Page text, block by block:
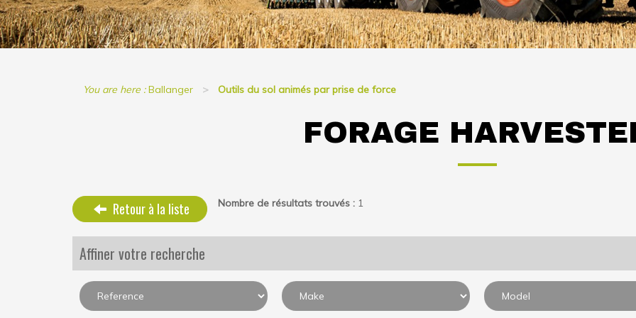
You are here :Ballanger Outils du sol animés par prise de force
FORAGE
Retour à la liste Nombre de résultats trouvés : 1
Affiner votre recherche